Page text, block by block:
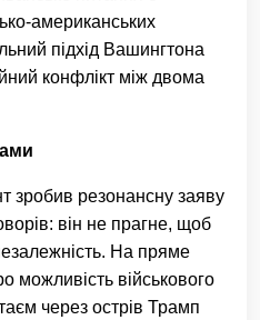
американських
підхід Вашингтона
конфлікт між двома
зробив резонансну заяву
він не прагне, щоб
На пряме
можливість військового
через острів Трамп